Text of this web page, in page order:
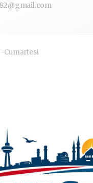
-Cumartesi